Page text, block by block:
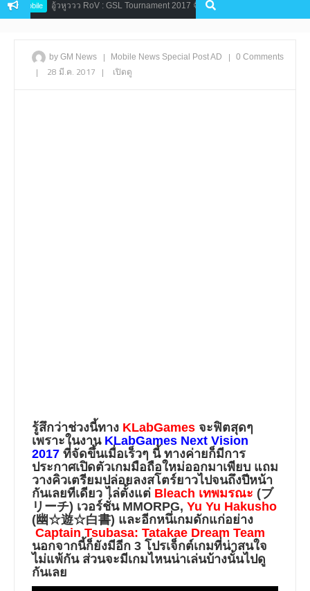
Mobile อู้วหูววว RoV : GSL Tournament 2017 จัดเต็มชิงเงินรางวัล พร้อมทุนการศึก
by GM News | Mobile News Special Post AD | 0 Comments
| 28 มี.ค. 2017 | เปิดดู
รู้สึกว่าช่วงนี้ทาง KLabGames จะฟิตสุดๆ
เพราะในงาน KLabGames Next Vision
2017 ที่จัดขึ้นเมื่อเร็วๆ นี้ ทางค่ายก็มีการ
ประกาศเปิดตัวเกมมือถือใหม่ออกมาเพียบ แถม
วางคิวเตรียมปล่อยลงสโตร์ยาวไปจนถึงปีหน้า
กันเลยทีเดียว ไล่ตั้งแต่ Bleach เทพมรณะ (ブ
リーチ) เวอร์ชั่น MMORPG, Yu Yu Hakusho
(幽☆遊☆白書) และอีกหนึ่เกมดักแก่อย่าง
Captain Tsubasa: Tatakae Dream Team
นอกจากนี้ก็ยังมีอีก 3 โปรเจ็กต์เกมที่น่าสนใจ
ไม่แพ้กัน ส่วนจะมีเกมไหนน่าเล่นบ้างนั้นไปดู
กันเลย